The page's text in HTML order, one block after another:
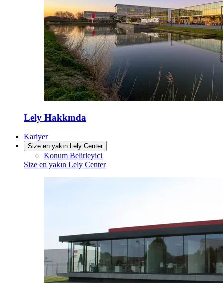
Lely Hakkında
Kariyer
Size en yakın Lely Center
Konum Belirleyici
Size en yakın Lely Center